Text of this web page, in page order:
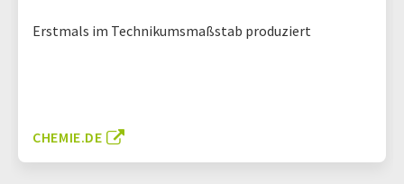
Erstmals im Technikumsmaßstab produziert
CHEMIE.DE